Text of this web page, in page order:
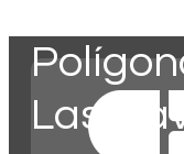
Las